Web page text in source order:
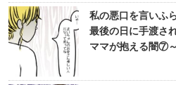
私の悪口を言いふ
最後の日に手渡さ
ママが抱える闇⑦